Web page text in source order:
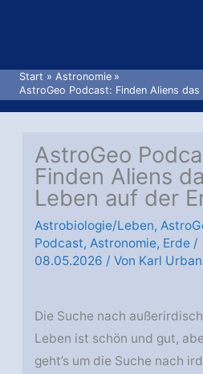
Start
Astronomie
AstroGeo Podcast: Finden Aliens das
AstroGeo
Finden Aliens
Leben auf der
Astrobiologie/Leben,
Podcast,Astronomie, Erde /
08.05.2026 / Von Karl Urban
Die Suche nach
Leben ist schön und gut,
geht’s um die Suche nach